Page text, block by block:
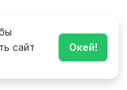
сайт
Окей!